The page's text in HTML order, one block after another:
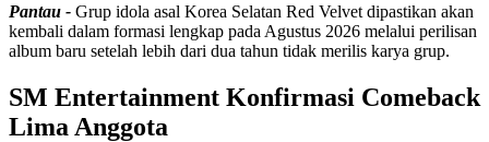
Pantau - Grup idola asal Korea Selatan Red Velvet dipastikan akan
kembali dalam formasi lengkap pada Agustus 2026 melalui perilisan
album baru setelah lebih dari dua tahun tidak merilis karya grup.
SM Entertainment Konfirmasi Comeback
Lima Anggota